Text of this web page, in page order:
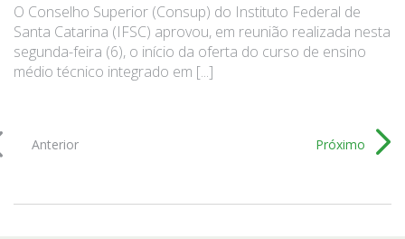
O Conselho Superior (Consup) do Instituto Federal de
Santa Catarina (IFSC) aprovou, em reunião realizada nesta
segunda-feira (6), o início da oferta do curso de ensino
médio técnico integrado em [...]
Anterior Próximo